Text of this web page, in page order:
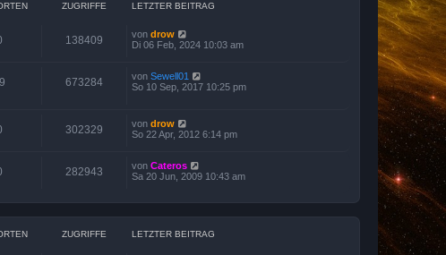
ZUGRIFFE LETZTER BEITRAG
138409 von drow
Di 06 Feb, 2024 10:03 am
673284 von Sewell01
So 10 Sep, 2017 10:25 pm
302329 von drow
So 22 Apr, 2012 6:14 pm
282943 von Cateros
Sa 20 Jun, 2009 10:43 am
ZUGRIFFE LETZTER BEITRAG